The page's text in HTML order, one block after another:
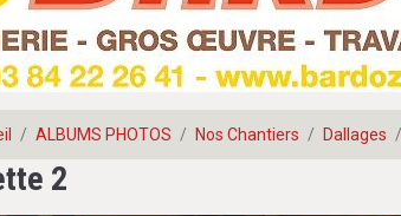
ALBUMS PHOTOS Nos Chantiers Dallages
2